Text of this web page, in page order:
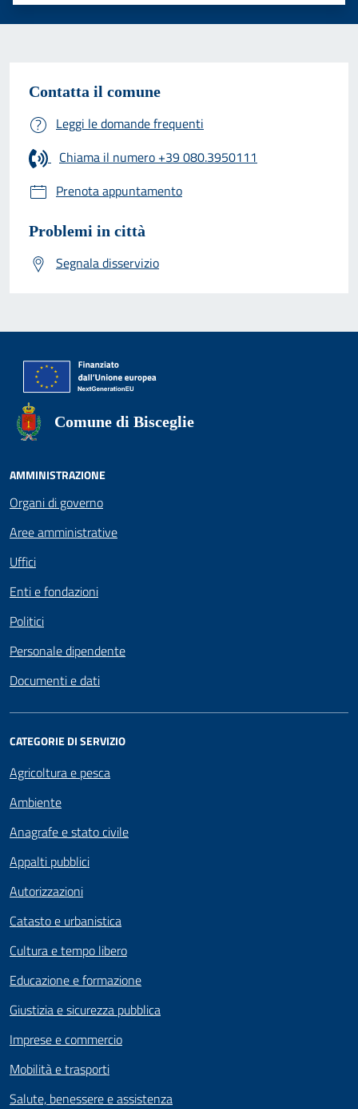
Contatta il comune
Leggi le domande frequenti
Chiama il numero +39 080.3950111
Prenota appuntamento
Problemi in città
Segnala disservizio
Comune di Bisceglie
AMMINISTRAZIONE
Organi di governo
Aree amministrative
Uffici
Enti e fondazioni
Politici
Personale dipendente
Documenti e dati
CATEGORIE DI SERVIZIO
Agricoltura e pesca
Ambiente
Anagrafe e stato civile
Appalti pubblici
Autorizzazioni
Catasto e urbanistica
Cultura e tempo libero
Educazione e formazione
Giustizia e sicurezza pubblica
Imprese e commercio
Mobilità e trasporti
Salute, benessere e assistenza